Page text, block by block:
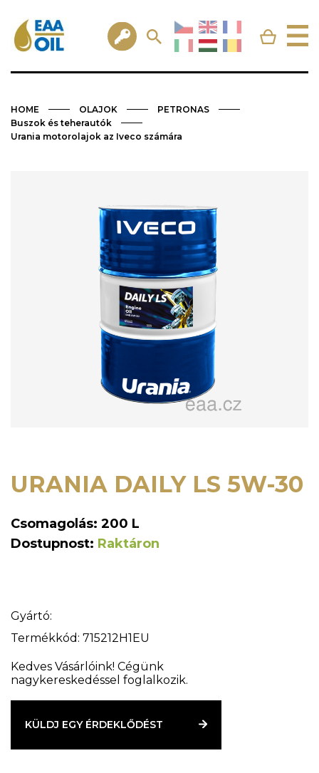
HOME OLAJOK
PETRONAS
Buszok és teherautók
Urania motorolajok az Iveco számára
URANIA DAILY LS 5W-30
Csomagolás: 200 L
Dostupnost: Raktáron
Gyártó:
Termékkód: 715212H1EU
Kedves Vásárlóink! Cégünk
nagykereskedéssel foglalkozik.
KÜLDJ EGY ÉRDEKLŐDÉST